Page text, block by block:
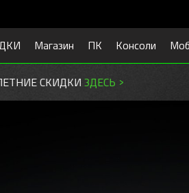
Магазин ПК Консоли
ГОТОВЬСЯ К УЧЕБЕ.